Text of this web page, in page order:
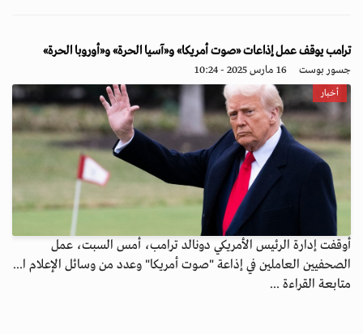
ترامب يوقف عمل إذاعات «صوت أمريكا» و«آسيا الحرة» و«أوروبا الحرة»
جسور بوست 16 مارس 2025 - 10:24
أخبار
أوقفت إدارة الرئيس الأمريكي دونالد ترامب، أمس السبت، عمل
الصحفيين العاملين في إذاعة "صوت أمريكا" وعدد من وسائل الإعلام ا...
متابعة القراءة ...